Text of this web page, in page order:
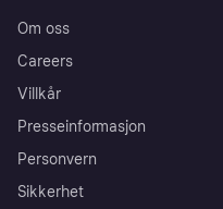
Om oss
Careers
Villkår
Presseinformasjon
Personvern
Sikkerhet